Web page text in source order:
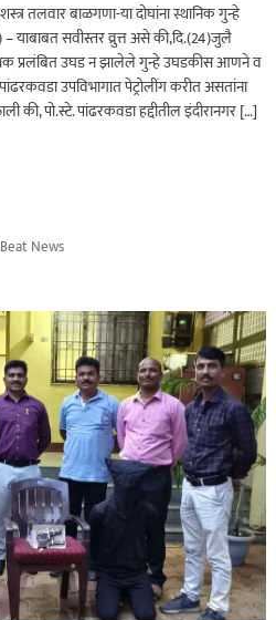
तलवार बाळगणा-या दोघांना स्थानिक गुन्हे
याबाबत सवीस्तर व्रुत्त असे की,दि.(24)जुलै
प्रलंबित उघड न झालेले गुन्हे उघडकीस आणने व
उपविभागात पेट्रोलींग करीत असतांना
की, पो.स्टे. पांढरकवडा हद्दीतील इंदीरानगर […]
News